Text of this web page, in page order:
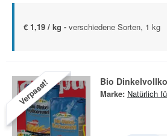
€ 1,19 / kg - verschiedene Sorten, 1 kg
Verpasst! Bio
Marke: Natürlich